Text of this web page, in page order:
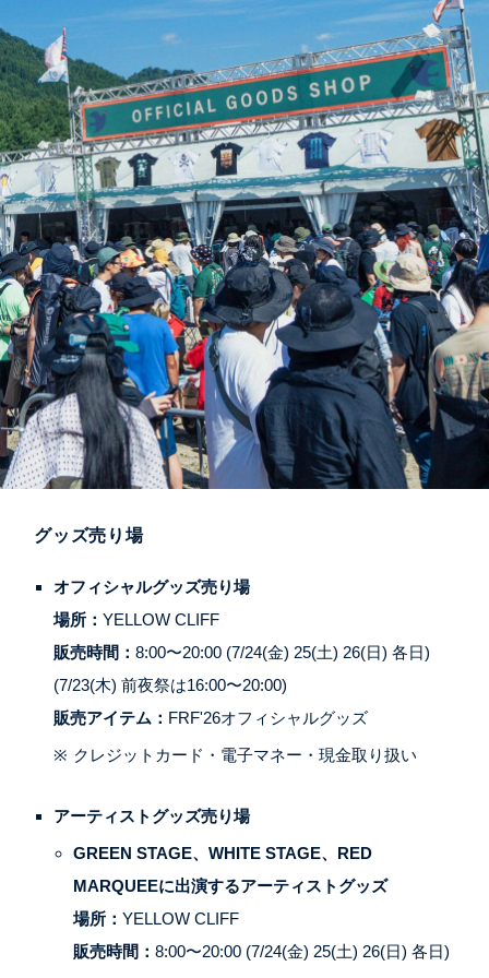
グッズ売り場
オフィシャルグッズ売り場
場所：YELLOW CLIFF
販売時間：8:00〜20:00 (7/24(金) 25(土) 26(日) 各日)
(7/23(木) 前夜祭は16:00〜20:00)
販売アイテム： FRF'26オフィシャルグッズ
クレジットカード・電子マネー・現金取り扱い
アーティストグッズ売り場
GREEN STAGE、WHITE STAGE、RED
MARQUEEに出演するアーティストグッズ
場所：YELLOW CLIFF
販売時間：8:00〜20:00 (7/24(金) 25(土) 26(日) 各日)